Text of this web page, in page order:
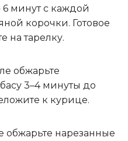
минут с каждой
корочки. Готовое
на тарелку.
обжарьте
3–4 минуты до
к курице.
обжарьте нарезанные